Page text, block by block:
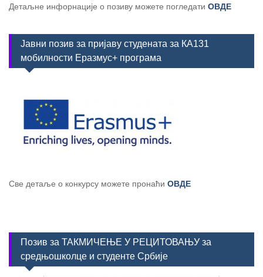
Детаљне инфорнације о позиву можете погледати ОВДЕ
Јавни позив за пријаву студената за КА131
мобилности Еразмус+ програма
Све детаље о конкурсу можете пронаћи ОВДЕ
Позив за ТАКМИЧЕЊЕ У РЕЦИТОВАЊУ за
средњошколце и студенте Србије